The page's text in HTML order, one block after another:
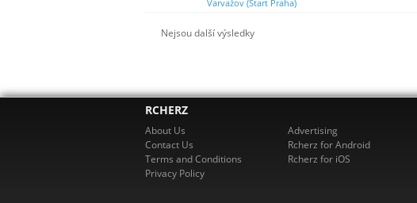
Varvažov (Start Praha)
Nejsou další výsledky
RCHERZ
About Us
Contact Us
Terms and Conditions
Privacy Policy
Advertising
Rcherz for Android
Rcherz for iOS